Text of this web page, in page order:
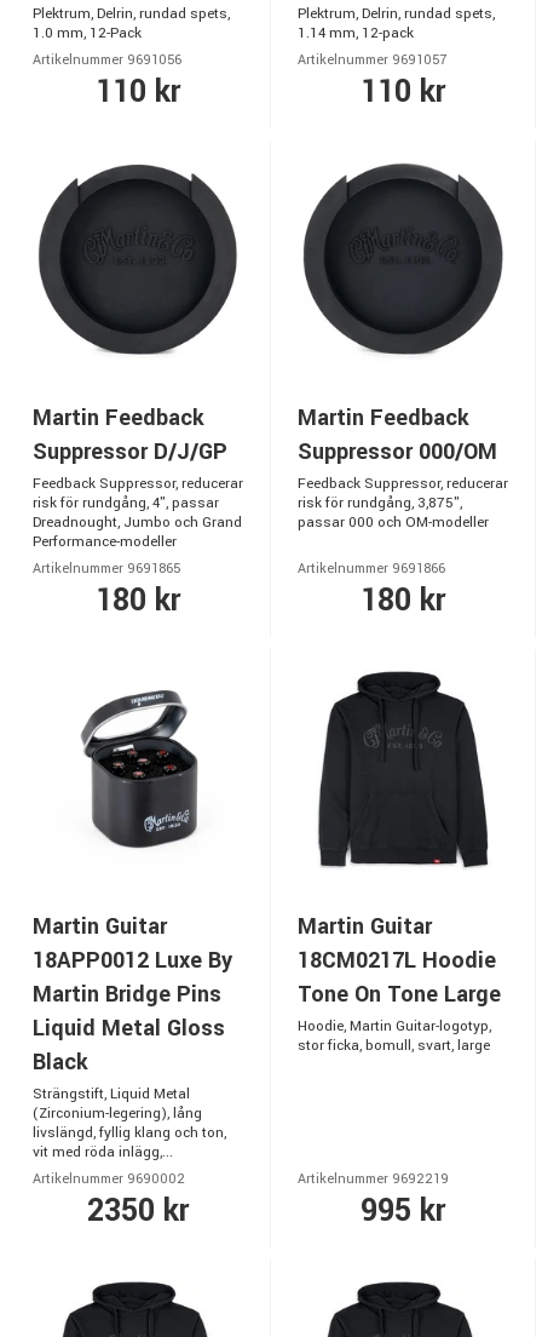
Plektrum, Delrin, rundad spets,
1.0 mm, 12-Pack
Artikelnummer 9691056
110 kr
Plektrum, Delrin, rundad spets,
1.14 mm, 12-pack
Artikelnummer 9691057
110 kr
Martin Feedback
Suppressor D/J/GP
Feedback Suppressor, reducerar
risk för rundgång, 4", passar
Dreadnought, Jumbo och Grand
Performance-modeller
Artikelnummer 9691865
180 kr
Martin Feedback
Suppressor 000/OM
Feedback Suppressor, reducerar
risk för rundgång, 3,875",
passar 000 och OM-modeller
Artikelnummer 9691866
180 kr
Martin Guitar
18APP0012 Luxe By
Martin Bridge Pins
Liquid Metal Gloss
Black
Strängstift, Liquid Metal
(Zirconium-legering), lång
livslängd, fyllig klang och ton,
vit med röda inlägg,...
Artikelnummer 9690002
2350 kr
Martin Guitar
18CM0217L Hoodie
Tone On Tone Large
Hoodie, Martin Guitar-logotyp,
stor ficka, bomull, svart, large
Artikelnummer 9692219
995 kr